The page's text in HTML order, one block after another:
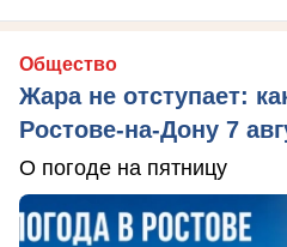
Общество
Жара не отступает:
Ростове-на-Дону 7
О погоде на пятницу